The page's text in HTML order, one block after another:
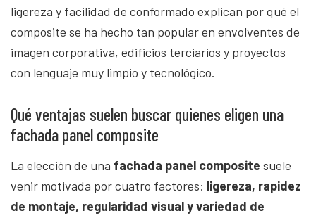
ligereza y facilidad de conformado explican por qué el
composite se ha hecho tan popular en envolventes de
imagen corporativa, edificios terciarios y proyectos
con lenguaje muy limpio y tecnológico.
Qué ventajas suelen buscar quienes eligen una
fachada panel composite
La elección de una fachada panel composite suele
venir motivada por cuatro factores: ligereza, rapidez
de montaje, regularidad visual y variedad de